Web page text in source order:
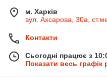
м. Харків
вул. Ахсарова, 30а,
Контакти
Сьогодні працює з
Показати весь графік